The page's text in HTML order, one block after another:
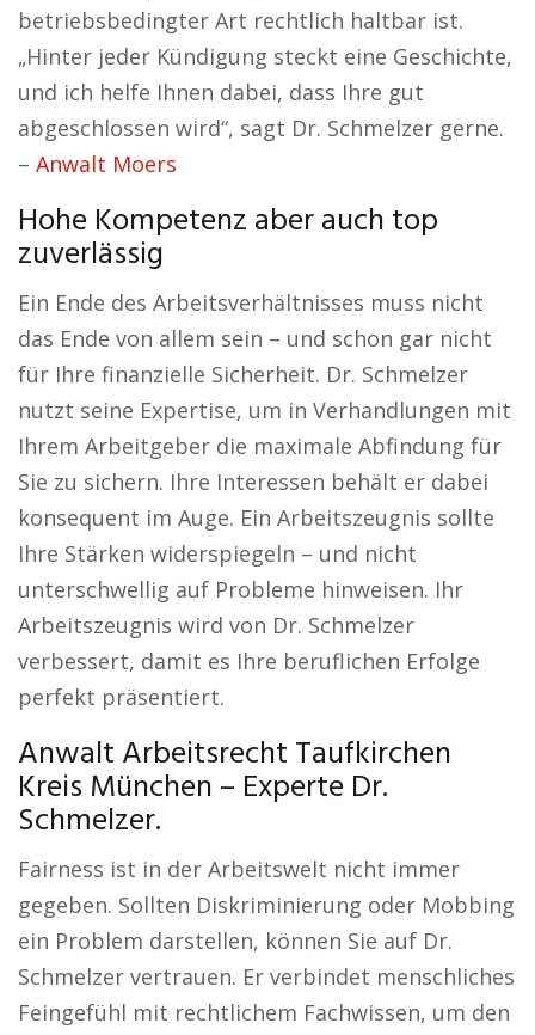
betriebsbedingter Art rechtlich haltbar ist.
„Hinter jeder Kündigung steckt eine Geschichte,
und ich helfe Ihnen dabei, dass Ihre gut
abgeschlossen wird“, sagt Dr. Schmelzer gerne.
– Anwalt Moers
Hohe Kompetenz aber auch top
zuverlässig
Ein Ende des Arbeitsverhältnisses muss nicht
das Ende von allem sein – und schon gar nicht
für Ihre finanzielle Sicherheit. Dr. Schmelzer
nutzt seine Expertise, um in Verhandlungen mit
Ihrem Arbeitgeber die maximale Abfindung für
Sie zu sichern. Ihre Interessen behält er dabei
konsequent im Auge. Ein Arbeitszeugnis sollte
Ihre Stärken widerspiegeln – und nicht
unterschwellig auf Probleme hinweisen. Ihr
Arbeitszeugnis wird von Dr. Schmelzer
verbessert, damit es Ihre beruflichen Erfolge
perfekt präsentiert.
Anwalt Arbeitsrecht Taufkirchen
Kreis München – Experte Dr.
Schmelzer.
Fairness ist in der Arbeitswelt nicht immer
gegeben. Sollten Diskriminierung oder Mobbing
ein Problem darstellen, können Sie auf Dr.
Schmelzer vertrauen. Er verbindet menschliches
Feingefühl mit rechtlichem Fachwissen, um den